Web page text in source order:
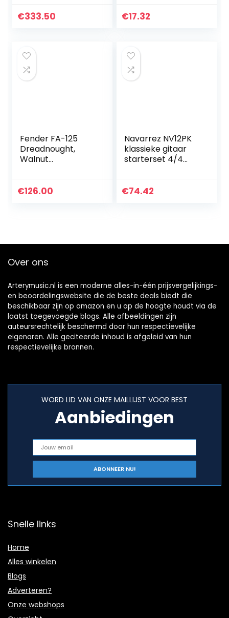
€333.50
spanning
€17.32
Fender FA-125
Dreadnought,
Walnut
€126.00
Navarrez NV12PK
klassieke gitaar
starterset 4/4
leerboek en cd,
€74.42
Over ons
Arterymusic.nl is een moderne alles-in-één prijsvergelijkings-
en beoordelingswebsite die de beste deals biedt die
beschikbaar zijn op amazon en u op de hoogte houdt via de
laatst toegevoegde blogs. Alle afbeeldingen zijn
auteursrechtelijk beschermd door hun respectievelijke
eigenaren. Alle geciteerde inhoud is afgeleid van hun
respectievelijke bronnen.
WORD LID VAN ONZE MAILLIJST VOOR BEST
Aanbiedingen
Snelle links
Home
Alles winkelen
Blogs
Adverteren?
Onze webshops